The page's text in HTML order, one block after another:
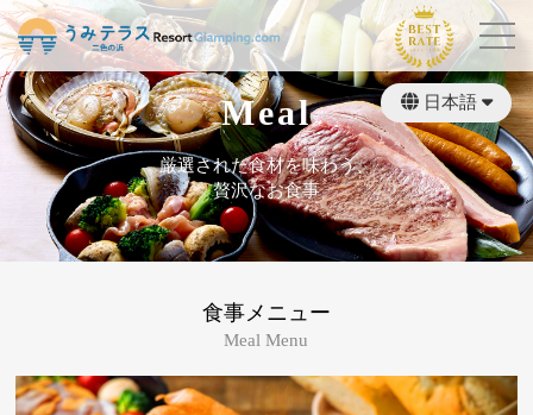
日本語
繁體中文
English
Meal
厳選された食材を味わう、
贅沢なお食事
食事メニュー
Meal Menu